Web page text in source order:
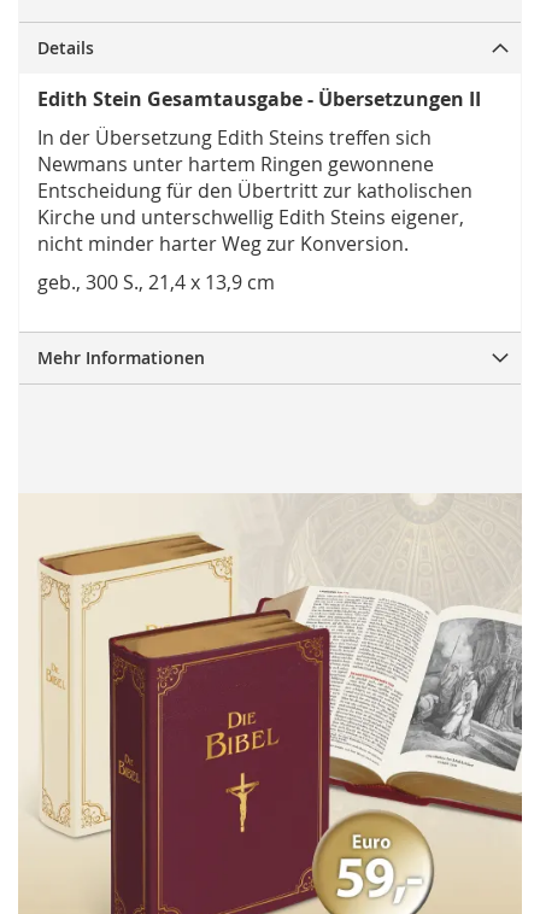
Details
Edith Stein Gesamtausgabe - Übersetzungen II
In der Übersetzung Edith Steins treffen sich
Newmans unter hartem Ringen gewonnene
Entscheidung für den Übertritt zur katholischen
Kirche und unterschwellig Edith Steins eigener,
nicht minder harter Weg zur Konversion.
geb., 300 S., 21,4 x 13,9 cm
Mehr Informationen